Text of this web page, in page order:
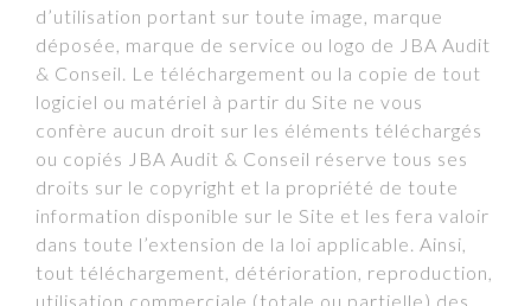
d’utilisation portant sur toute image, marque
déposée, marque de service ou logo de JBA Audit
& Conseil. Le téléchargement ou la copie de tout
logiciel ou matériel à partir du Site ne vous
confère aucun droit sur les éléments téléchargés
ou copiés JBA Audit & Conseil réserve tous ses
droits sur le copyright et la propriété de toute
information disponible sur le Site et les fera valoir
dans toute l’extension de la loi applicable. Ainsi,
tout téléchargement, détérioration, reproduction,
utilisation commerciale (totale ou partielle) des